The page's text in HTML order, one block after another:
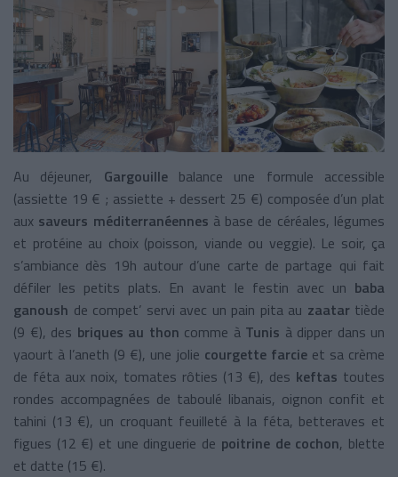
Au déjeuner, Gargouille balance une formule accessible
(assiette 19 € ; assiette + dessert 25 €) composée d’un plat
aux saveurs méditerranéennes à base de céréales, légumes
et protéine au choix (poisson, viande ou veggie). Le soir, ça
s’ambiance dès 19h autour d’une carte de partage qui fait
défiler les petits plats. En avant le festin avec un baba
ganoush de compet’ servi avec un pain pita au zaatar tiède
(9 €), des briques au thon comme à Tunis à dipper dans un
yaourt à l’aneth (9 €), une jolie courgette farcieet sa crème
de féta aux noix, tomates rôties (13 €), des keftas toutes
rondes accompagnées de taboulé libanais, oignon confit et
tahini (13 €), un croquant feuilleté à la féta, betteraves et
figues (12 €) et une dinguerie de poitrine de cochon, blette
et datte (15 €).